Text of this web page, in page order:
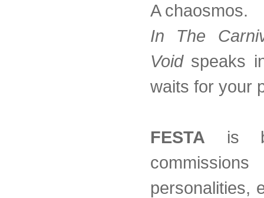
A chaosmos.
In The
Voidspeaks
waits for your
FESTA is
personalities,